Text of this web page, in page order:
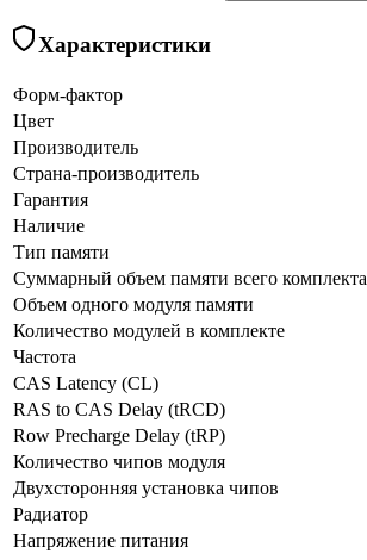
Характеристики
Форм-фактор
Цвет
Производитель
Страна-производитель
Гарантия
Наличие
Тип памяти
Суммарный объем памяти всего комплекта
Объем одного модуля памяти
Количество модулей в комплекте
Частота
CAS Latency (CL)
RAS to CAS Delay (tRCD)
Row Precharge Delay (tRP)
Количество чипов модуля
Двухсторонняя установка чипов
Радиатор
Напряжение питания